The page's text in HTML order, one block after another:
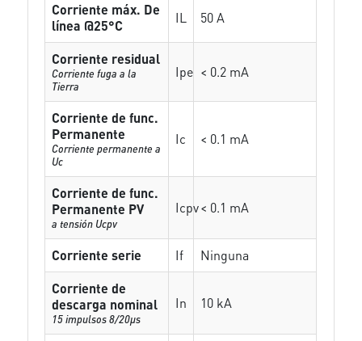
Corriente máx. De
línea @25°C
IL 50 A
Corriente residual
Corriente fuga a la
Tierra
Ipe < 0.2 mA
Corriente de func.
Permanente
Corriente permanente a
Uc
Ic < 0.1 mA
Corriente de func.
Permanente PV
a tensión Ucpv
Icpv< 0.1 mA
Corriente serie If
Ninguna
Corriente de
descarga nominal
15 impulsos 8/20µs
In 10 kA